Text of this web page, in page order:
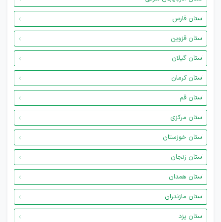
استان فارس
استان قزوین
استان گیلان
استان کرمان
استان قم
استان مرکزی
استان خوزستان
استان زنجان
استان همدان
استان مازندران
استان یزد